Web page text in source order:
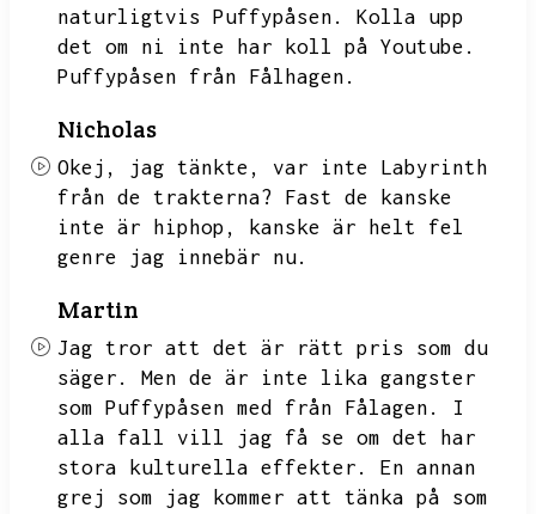
naturligtvis Puffypåsen.
Kolla upp
det om ni inte har koll på Youtube.
Puffypåsen från Fålhagen.
Nicholas
Okej, jag tänkte,
var inte Labyrinth
från de trakterna?
Fast de kanske
inte är hiphop,
kanske är helt fel
genre jag innebär nu.
Martin
Jag tror att det är rätt pris som du
säger.
Men de är inte lika gangster
som Puffypåsen med från Fålagen.
I
alla fall vill jag få se om det har
stora kulturella effekter.
En annan
grej som jag kommer att tänka på som